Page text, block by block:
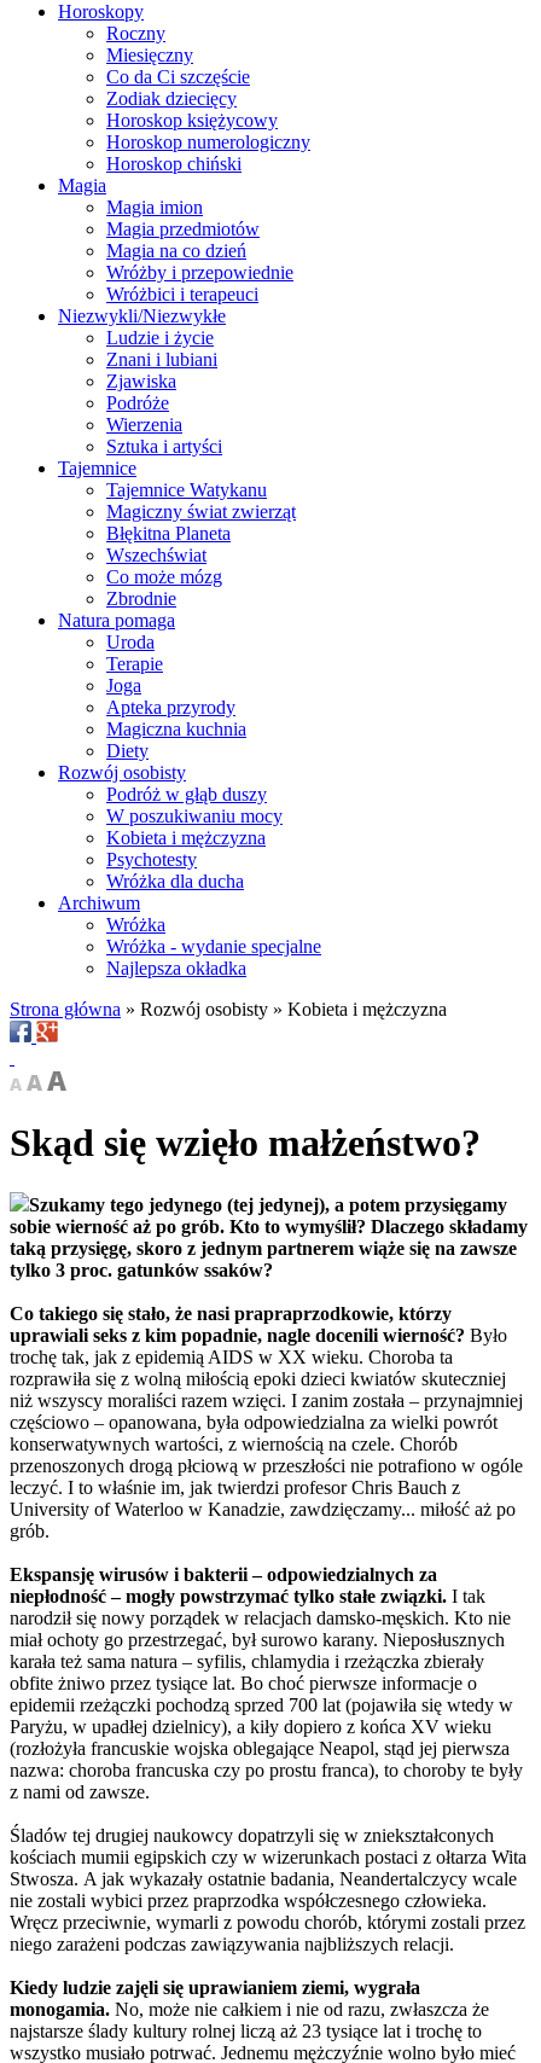
Horoskopy
Roczny
Miesięczny
Co da Ci szczęście
Zodiak dziecięcy
Horoskop księżycowy
Horoskop numerologiczny
Horoskop chiński
Magia
Magia imion
Magia przedmiotów
Magia na co dzień
Wróżby i przepowiednie
Wróżbici i terapeuci
Niezwykli/Niezwykłe
Ludzie i życie
Znani i lubiani
Zjawiska
Podróże
Wierzenia
Sztuka i artyści
Tajemnice
Tajemnice Watykanu
Magiczny świat zwierząt
Błękitna Planeta
Wszechświat
Co może mózg
Zbrodnie
Natura pomaga
Uroda
Terapie
Joga
Apteka przyrody
Magiczna kuchnia
Diety
Rozwój osobisty
Podróż w głąb duszy
W poszukiwaniu mocy
Kobieta i mężczyzna
Psychotesty
Wróżka dla ducha
Archiwum
Wróżka
Wróżka - wydanie specjalne
Najlepsza okładka
Strona główna » Rozwój osobisty » Kobieta i mężczyzna
Skąd się wzięło małżeństwo?
Szukamy tego jedynego (tej jedynej), a potem przysięgamy
sobie wierność aż po grób. Kto to wymyślił? Dlaczego składamy
taką przysięgę, skoro z jednym partnerem wiąże się na zawsze
tylko 3 proc. gatunków ssaków?
Co takiego się stało, że nasi prapraprzodkowie, którzy
uprawiali seks z kim popadnie, nagle docenili wierność? Było
trochę tak, jak z epidemią AIDS w XX wieku. Choroba ta
rozprawiła się z wolną miłością epoki dzieci kwiatów skuteczniej
niż wszyscy moraliści razem wzięci. I zanim została – przynajmniej
częściowo – opanowana, była odpowiedzialna za wielki powrót
konserwatywnych wartości, z wiernością na czele. Chorób
przenoszonych drogą płciową w przeszłości nie potrafiono w ogóle
leczyć. I to właśnie im, jak twierdzi profesor Chris Bauch z
University of Waterloo w Kanadzie, zawdzięczamy... miłość aż po
grób.
Ekspansję wirusów i bakterii – odpowiedzialnych za
niepłodność – mogły powstrzymać tylko stałe związki. I tak
narodził się nowy porządek w relacjach damsko-męskich. Kto nie
miał ochoty go przestrzegać, był surowo karany. Nieposłusznych
karała też sama natura – syfilis, chlamydia i rzeżączka zbierały
obfite żniwo przez tysiące lat. Bo choć pierwsze informacje o
epidemii rzeżączki pochodzą sprzed 700 lat (pojawiła się wtedy w
Paryżu, w upadłej dzielnicy), a kiły dopiero z końca XV wieku
(rozłożyła francuskie wojska oblegające Neapol, stąd jej pierwsza
nazwa: choroba francuska czy po prostu franca), to choroby te były
z nami od zawsze.
Śladów tej drugiej naukowcy dopatrzyli się w zniekształconych
kościach mumii egipskich czy w wizerunkach postaci z ołtarza Wita
Stwosza. A jak wykazały ostatnie badania, Neandertalczycy wcale
nie zostali wybici przez praprzodka współczesnego człowieka.
Wręcz przeciwnie, wymarli z powodu chorób, którymi zostali przez
niego zarażeni podczas zawiązywania najbliższych relacji.
Kiedy ludzie zajęli się uprawianiem ziemi, wygrała
monogamia. No, może nie całkiem i nie od razu, zwłaszcza że
najstarsze ślady kultury rolnej liczą aż 23 tysiące lat i trochę to
wszystko musiało potrwać. Jednemu mężczyźnie wolno było mieć